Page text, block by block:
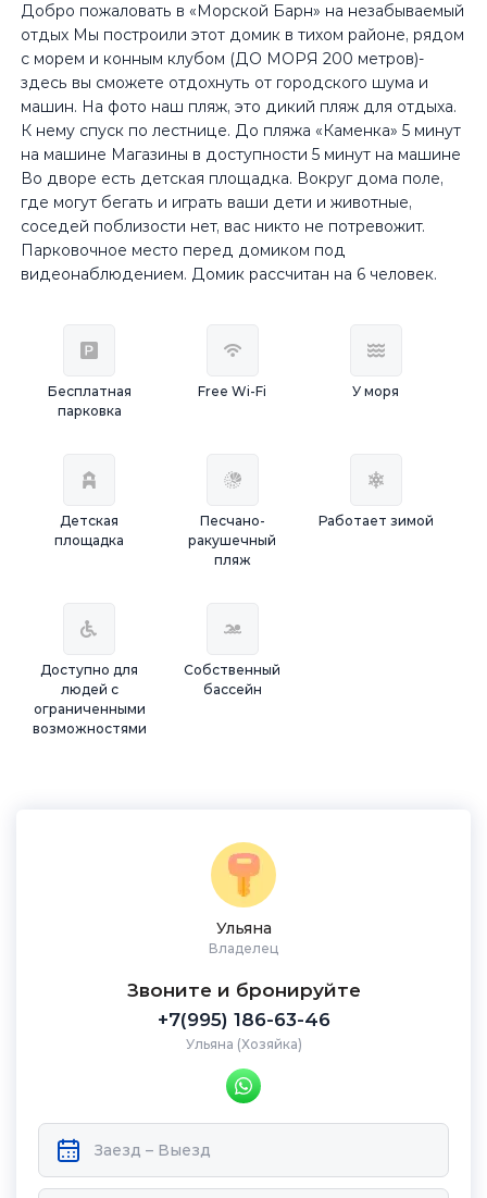
Добро пожаловать в «Морской Барн» на незабываемый
отдых Мы построили этот домик в тихом районе, рядом
с морем и конным клубом (ДО МОРЯ 200 метров)-
здесь вы сможете отдохнуть от городского шума и
машин. На фото наш пляж, это дикий пляж для отдыха.
К нему спуск по лестнице. До пляжа «Каменка» 5 минут
на машине Магазины в доступности 5 минут на машине
Во дворе есть детская площадка. Вокруг дома поле,
где могут бегать и играть ваши дети и животные,
соседей поблизости нет, вас никто не потревожит.
Парковочное место перед домиком под
видеонаблюдением. Домик рассчитан на 6 человек.
Бесплатная
парковка
Free Wi-Fi У моря
Детская
площадка
Песчано-
ракушечный
пляж
Работает зимой
Доступно для
людей с
ограниченными
возможностями
Собственный
бассейн
Ульяна
Владелец
Звоните и бронируйте
+7(995) 186-63-46
Ульяна (Хозяйка)